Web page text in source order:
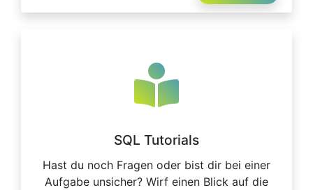
SQL Tutorials
Hast du noch Fragen oder bist dir bei einer
Aufgabe unsicher? Wirf einen Blick auf die